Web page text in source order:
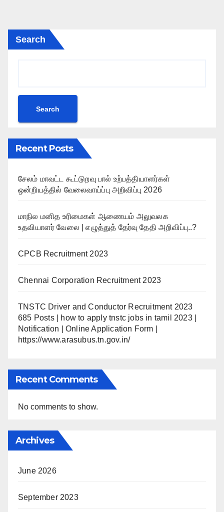
Search
Search
Recent Posts
சேலம் மாவட்ட கூட்டுறவு பால் உற்பத்தியாளர்கள்
ஒன்றியத்தில் வேலைவாய்ப்பு அறிவிப்பு 2026
மாநில மனித உரிமைகள் ஆணையம் அலுவலக
உதவியாளர் வேலை | எழுத்துத் தேர்வு தேதி அறிவிப்பு..?
CPCB Recruitment 2023
Chennai Corporation Recruitment 2023
TNSTC Driver and Conductor Recruitment 2023
685 Posts | how to apply tnstc jobs in tamil 2023 |
Notification | Online Application Form |
https://www.arasubus.tn.gov.in/
Recent Comments
No comments to show.
Archives
June 2026
September 2023